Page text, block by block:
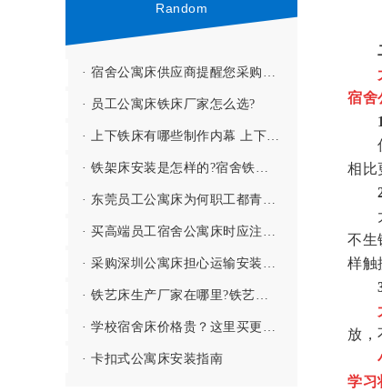
Random
· 宿舍公寓床供应商提醒您采购公寓床不要再分开买！
· 员工公寓床铁床厂家怎么选?
· 上下铁床有哪些制作内幕 上下铺铁架床联接设备的制作办法有哪些
· 铁架床安装是怎样的?宿舍铁架床怎么拆卸?
· 东莞员工公寓床为何职工都青睐 大家都好奇工人上下铺公寓床是怎样
· 买高端员工宿舍公寓床时应注意什么 员工青睐怎样的企业宿舍公寓床
· 采购深圳公寓床担心运输安装的问题？员工公寓床安装如何检查合格?
· 铁艺床生产厂家在哪里?铁艺床厂家直销电话是多少?
· 学校宿舍床价格贵？这里买更省钱且品质保证
· 卡扣式公寓床安装指南
宿舍
优
相比
大
不生
样触
3.
放，
学习